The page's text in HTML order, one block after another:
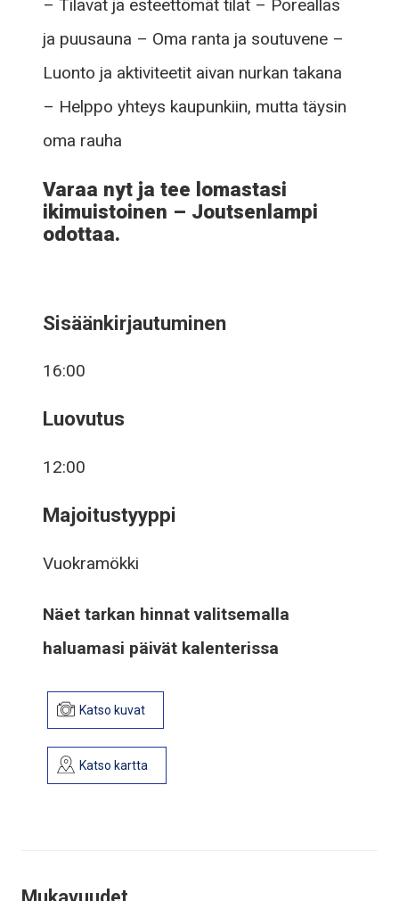
– Tilavat ja esteettömät tilat – Poreallas
ja puusauna – Oma ranta ja soutuvene –
Luonto ja aktiviteetit aivan nurkan takana
– Helppo yhteys kaupunkiin, mutta täysin
oma rauha
Varaa nyt ja tee lomastasi
ikimuistoinen – Joutsenlampi
odottaa.
Sisäänkirjautuminen
16:00
Luovutus
12:00
Majoitustyyppi
Vuokramökki
Näet tarkan hinnat valitsemalla
haluamasi päivät kalenterissa
Katso kuvat
Katso kartta